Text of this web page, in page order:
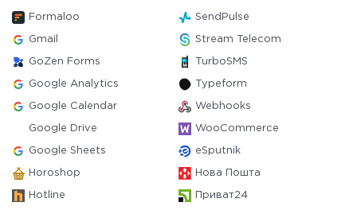
Formaloo SendPulse
Gmail Stream Telecom
GoZen Forms TurboSMS
Google Analytics Typeform
Google Calendar Webhooks
Google Drive WooCommerce
Google Sheets eSputnik
Horoshop Нова Пошта
Hotline Приват24